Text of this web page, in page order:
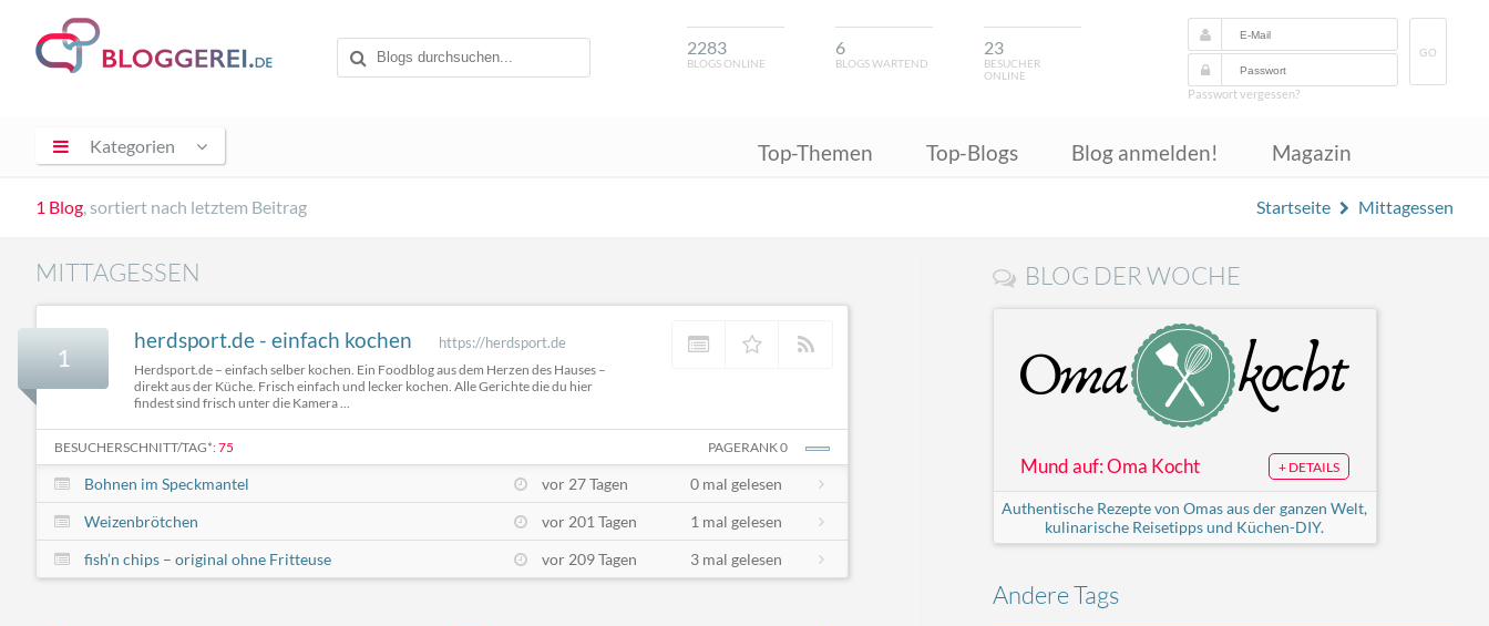
2283
BLOGS ONLINE
6
BLOGS WARTEND
23
BESUCHER
ONLINE
GO
Passwort vergessen?
Kategorien Top-Themen Top-Blogs Blog anmelden! Magazin
1 Blog, sortiert nach letztem Beitrag Startseite Mittagessen
MITTAGESSEN
1
herdsport.de - einfach kochen https://herdsport.de
Herdsport.de – einfach selber kochen. Ein Foodblog aus dem Herzen des Hauses –
direkt aus der Küche. Frisch einfach und lecker kochen. Alle Gerichte die du hier
findest sind frisch unter die Kamera ...
BESUCHERSCHNITT/TAG*: 75 PAGERANK 0
Bohnen im Speckmantel vor 27 Tagen
0 mal gelesen
Weizenbrötchen
vor 201 Tagen
1 mal gelesen
fish’n chips – original ohne Fritteuse
vor 209 Tagen 3 mal gelesen
BLOG DER WOCHE
Mund auf: Oma Kocht + DETAILS
Authentische Rezepte von Omas aus der ganzen Welt,
kulinarische Reisetipps und Küchen-DIY.
Andere Tags